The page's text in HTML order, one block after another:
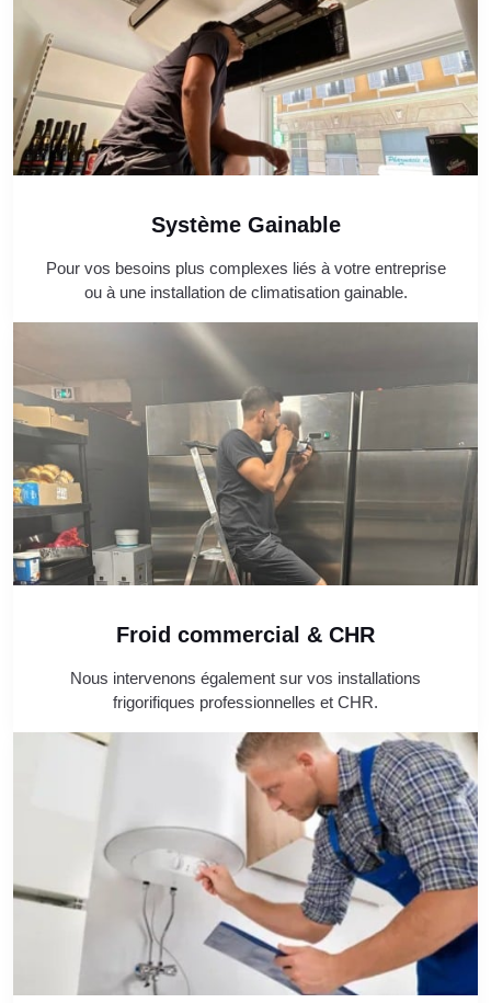
Système Gainable
Pour vos besoins plus complexes liés à votre entreprise
ou à une installation de climatisation gainable.
Froid commercial & CHR
Nous intervenons également sur vos installations
frigorifiques professionnelles et CHR.